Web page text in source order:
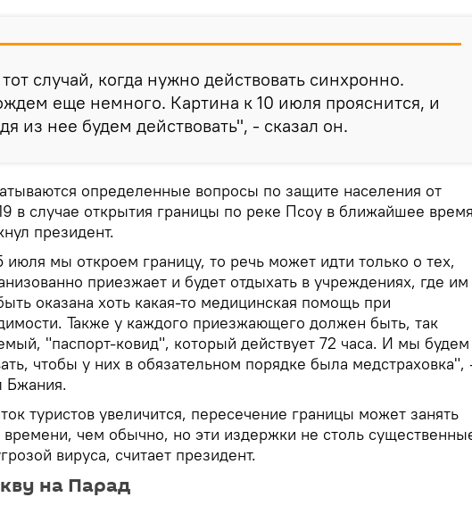
случай, когда нужно действовать синхронно.
еще немного. Картина к 10 июля прояснится, и
из нее будем действовать", - сказал он.
определенные вопросы по защите населения от
в случае открытия границы по реке Псоу в ближайшее
президент.
июля мы откроем границу, то речь может идти только о тех,
приезжает и будет отдыхать в учреждениях, где им
оказана хоть какая-то медицинская помощь при
Также у каждого приезжающего должен быть, так
"паспорт-ковид", который действует 72 часа. И мы будем
чтобы у них в обязательном порядке была медстраховка",
Бжания.
туристов увеличится, пересечение границы может занять
чем обычно, но эти издержки не столь
вируса, считает президент.
на Парад